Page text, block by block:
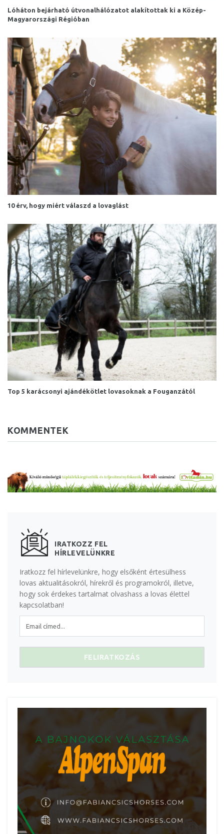
Lóháton bejárható útvonalhálózatot alakítottak ki a Közép-
Magyarországi Régióban
10 érv, hogy miért válaszd a lovaglást
Top 5 karácsonyi ajándékötlet lovasoknak a Fouganzától
KOMMENTEK
IRATKOZZ FEL
HÍRLEVELÜNKRE
Iratkozz fel hírlevelünkre, hogy elsőként értesülhess
lovas aktualitásokról, hírekről és programokról, illetve,
hogy sok érdekes tartalmat olvashass a lovas élettel
kapcsolatban!